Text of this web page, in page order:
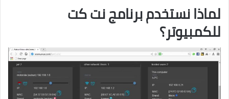
لماذا نستخدم برنامج نت كت
للكمبيوتر؟